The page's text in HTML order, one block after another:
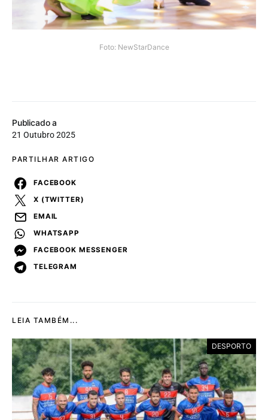
Publicado a
21 Outubro 2025
PARTILHAR ARTIGO
FACEBOOK
X (TWITTER)
EMAIL
WHATSAPP
FACEBOOK MESSENGER
TELEGRAM
Foto: NewStarDance
LEIA TAMBÉM...
DESPORTO